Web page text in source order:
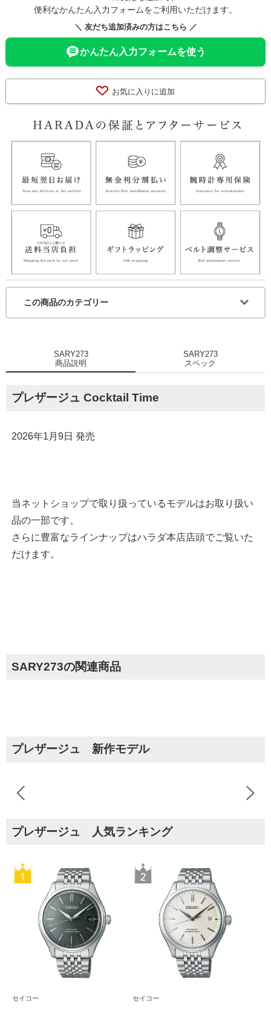
便利なかんたん入力フォームをご利用いただけます。
＼ 友だち追加済みの方はこちら ／
かんたん入力フォームを使う
お気に入りに追加
この商品のカテゴリー
SARY273
商品説明
SARY273
スペック
プレザージュ Cocktail Time
2026年1月9日 発売
当ネットショップで取り扱っているモデルはお取り扱い
品の一部です。
さらに豊富なラインナップはハラダ本店店頭でご覧いた
だけます。
SARY273の関連商品
プレザージュ 新作モデル
プレザージュ 人気ランキング
セイコー セイコー